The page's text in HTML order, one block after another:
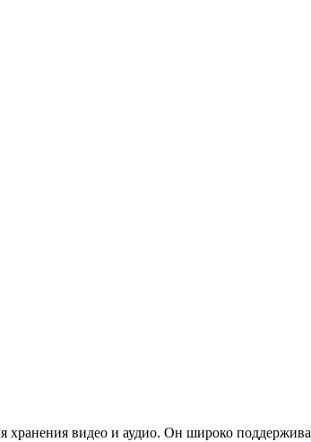
видео и аудио. Он широко